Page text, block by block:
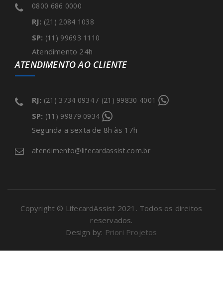
0800 686 0000
RJ: (21) 2084 1038
SP: (11) 99693 1110
Atendimento 24h
ATENDIMENTO AO CLIENTE
RJ: (21) 3734 0934 / (21) 99830 4001
SP: (11) 99879 0934
Segunda a sexta de 8h às 17h
atendimento@lifecardassist.com.br
Copyright © LifecardAssist 2021. Todos os direitos
reservados.
Design by: Priori Projetos